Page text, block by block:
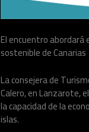
El encuentro abordará
sostenible de Canarias
La consejera de
Calero, en Lanzarote,
la capacidad de la
islas.